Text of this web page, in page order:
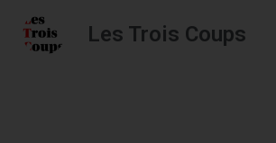
Les Trois Coups